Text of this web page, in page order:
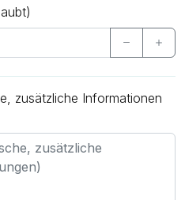
zusätzliche Informationen